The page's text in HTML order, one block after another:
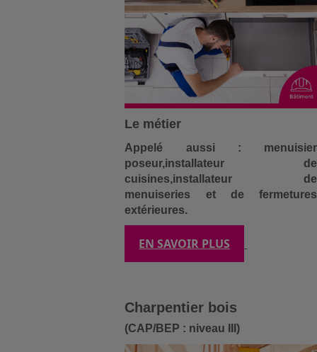
Le métier
Appelé aussi :
menuisier
poseur,installateur de
cuisines,installateur de
menuiseries et de fermetures
extérieures.
EN SAVOIR PLUS
Charpentier bois
(CAP/BEP : niveau III)